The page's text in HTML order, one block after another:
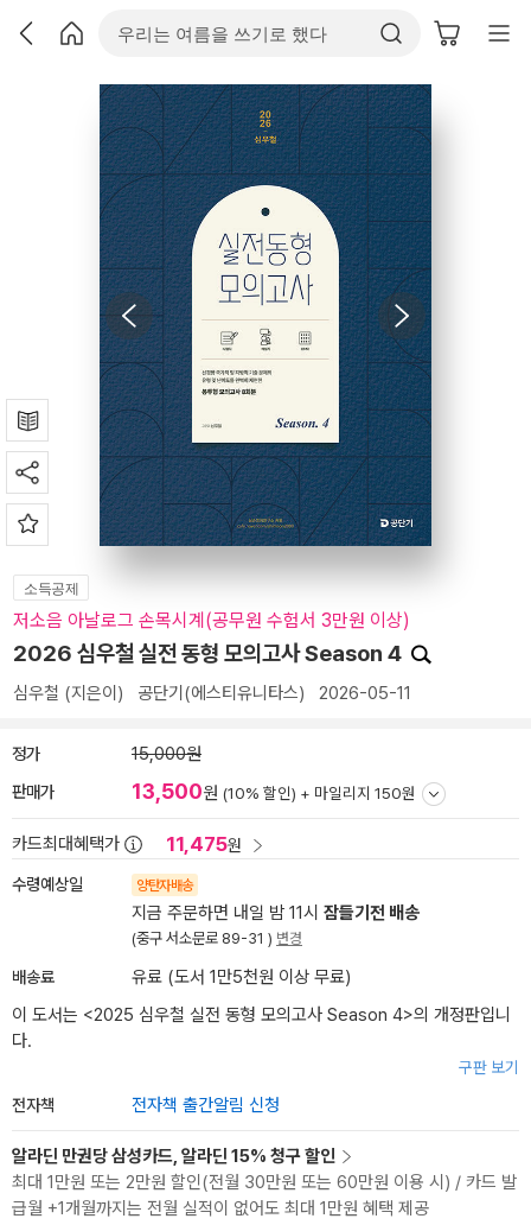
소득공제
저소음 아날로그 손목시계(공무원 수험서 3만원 이상)
2026 심우철 실전 동형 모의고사 Season 4
심우철 (지은이) 공단기(에스티유니타스) 2026-05-11
정가 15,000원
판매가 13,500원 (10% 할인) + 마일리지 150원
카드최대혜택가 11,475원
수령예상일 양탄자배송
지금 주문하면 내일 밤 11시 잠들기전 배송
(중구 서소문로 89-31 ) 변경
배송료
유료 (도서 1만5천원 이상 무료)
이 도서는 <2025 심우철 실전 동형 모의고사 Season 4>의 개정판입니
다.
구판 보기
전자책 전자책 출간알림 신청
알라딘 만권당 삼성카드, 알라딘 15% 청구 할인
최대 1만원 또는 2만원 할인(전월 30만원 또는 60만원 이용 시) / 카드 발
급월 +1개월까지는 전월 실적이 없어도 최대 1만원 혜택 제공